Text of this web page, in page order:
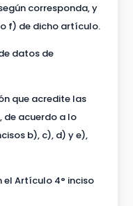
corresponda, y
f) de dicho artículo.
datos de
que acredite las
de acuerdo a lo
b), c), d) y e),
Artículo 4° inciso